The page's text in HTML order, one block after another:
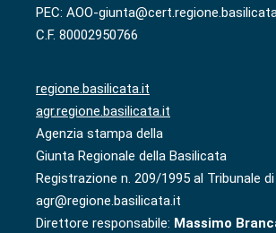
PEC: AOO-
C.F. 80002950766
regione.basilicata.it
agr.regione.basilicata.it
Agenzia stampa della
Giunta Regionale della Basilicata
Registrazione n. 209/1995 al Tribunale
agr@regione.basilicata.it
Direttore responsabile: Massimo